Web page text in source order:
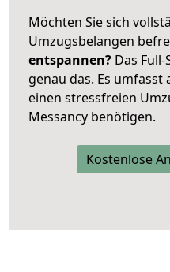
Möchten Sie sich
Umzugsbelangen
entspannen? Das
genau das. Es umfasst
einen stressfreien
Messancy benötigen.
Kostenlose